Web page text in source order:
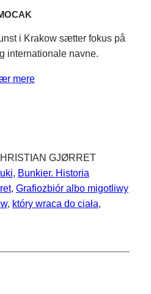
i Krakow sætter fokus på
internationale navne.
mere
GJØRRET
, Bunkier. Historia
, Grafiozbiór albo migotliwy
, który wraca do ciała